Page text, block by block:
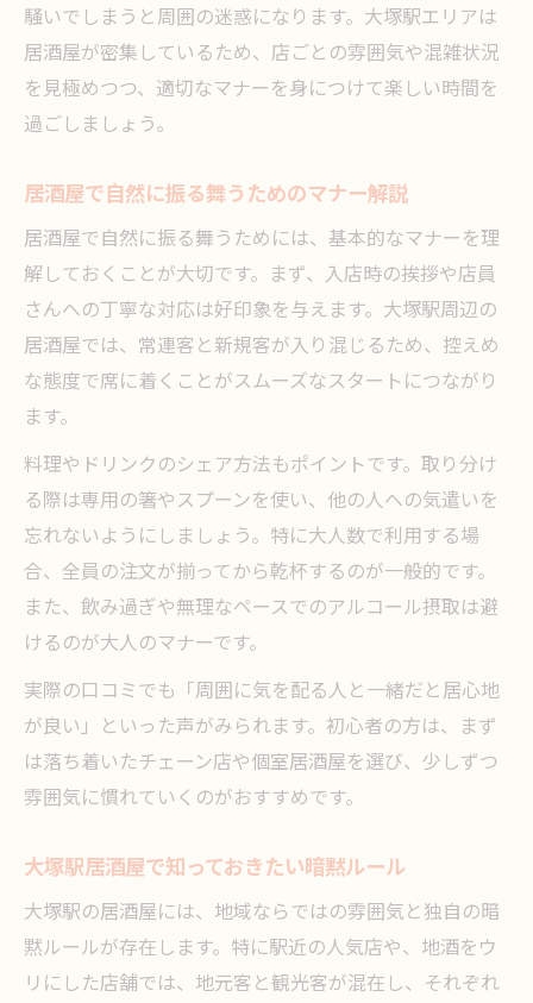
騒いでしまうと周囲の迷惑になります。大塚駅エリアは
居酒屋が密集しているため、店ごとの雰囲気や混雑状況
を見極めつつ、適切なマナーを身につけて楽しい時間を
過ごしましょう。
居酒屋で自然に振る舞うためのマナー解説
居酒屋で自然に振る舞うためには、基本的なマナーを理
解しておくことが大切です。まず、入店時の挨拶や店員
さんへの丁寧な対応は好印象を与えます。大塚駅周辺の
居酒屋では、常連客と新規客が入り混じるため、控えめ
な態度で席に着くことがスムーズなスタートにつながり
ます。
料理やドリンクのシェア方法もポイントです。取り分け
る際は専用の箸やスプーンを使い、他の人への気遣いを
忘れないようにしましょう。特に大人数で利用する場
合、全員の注文が揃ってから乾杯するのが一般的です。
また、飲み過ぎや無理なペースでのアルコール摂取は避
けるのが大人のマナーです。
実際の口コミでも「周囲に気を配る人と一緒だと居心地
が良い」といった声がみられます。初心者の方は、まず
は落ち着いたチェーン店や個室居酒屋を選び、少しずつ
雰囲気に慣れていくのがおすすめです。
大塚駅居酒屋で知っておきたい暗黙ルール
大塚駅の居酒屋には、地域ならではの雰囲気と独自の暗
黙ルールが存在します。特に駅近の人気店や、地酒をウ
リにした店舗では、地元客と観光客が混在し、それぞれ